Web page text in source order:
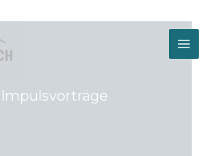
Impulsvorträge